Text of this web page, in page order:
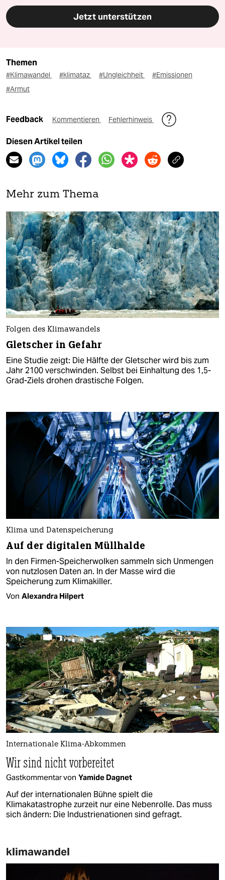
Jetzt unterstützen
Themen
#Klimawandel #klimataz #Ungleichheit
#Emissionen
#Armut
Feedback Kommentieren Fehlerhinweis
Diesen Artikel teilen
Mehr zum Thema
Folgen des Klimawandels
Gletscher in Gefahr
Eine Studie zeigt: Die Hälfte der Gletscher wird bis zum
Jahr 2100 verschwinden. Selbst bei Einhaltung des 1,5-
Grad-Ziels drohen drastische Folgen.
Klima und Datenspeicherung
Auf der digitalen Müllhalde
In den Firmen-Speicherwolken sammeln sich Unmengen
von nutzlosen Daten an. In der Masse wird die
Speicherung zum Klimakiller.
Von Alexandra Hilpert
Internationale Klima-Abkommen
Wir sind nicht vorbereitet
Gastkommentar von Yamide Dagnet
Auf der internationalen Bühne spielt die
Klimakatastrophe zurzeit nur eine Nebenrolle. Das muss
sich ändern: Die Industrienationen sind gefragt.
klimawandel